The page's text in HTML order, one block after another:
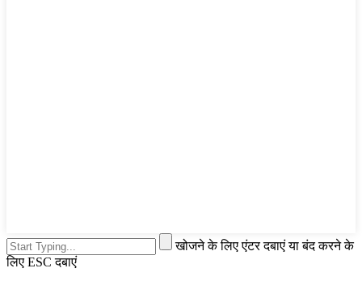
खोजने के लिए एंटर दबाएं या बंद करने के
लिए ESC दबाएं